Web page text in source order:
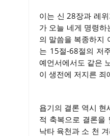
이는 신 28장과 레
가 오늘 네게 명령
의 말씀을 복종하지
는 15절-68절의 저
예언서에서도 같은
이 생전에 저지른
욥기의 결론 역시
적 축복으로 결론
낙타 육천과 소 천